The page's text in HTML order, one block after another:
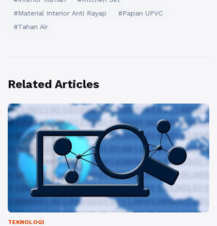
#Material Interior Anti Rayap
#Papan UPVC
#Tahan Air
Related Articles
TEKNOLOGI